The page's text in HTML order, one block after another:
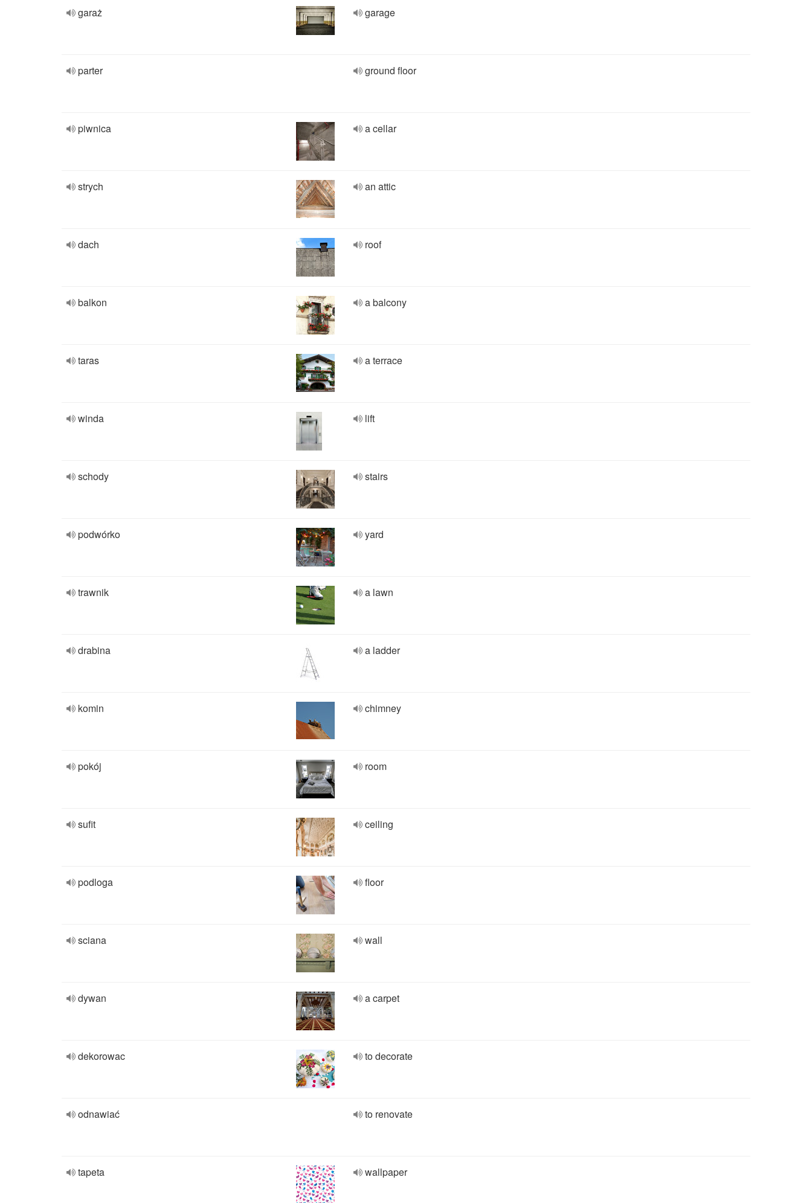
garaż garage
parter ground floor
piwnica a cellar
strych an attic
dach roof
balkon a balcony
taras a terrace
winda lift
schody stairs
podwórko yard
trawnik a lawn
drabina a ladder
komin chimney
pokój room
sufit ceiling
podloga floor
sciana wall
dywan a carpet
dekorowac to decorate
odnawiać to renovate
tapeta wallpaper